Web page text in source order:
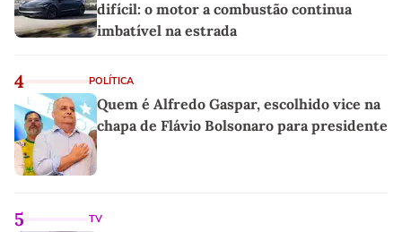
difícil: o motor a combustão continua
imbatível na estrada
4 POLÍTICA
Quem é Alfredo Gaspar, escolhido vice na
chapa de Flávio Bolsonaro para presidente
5 TV